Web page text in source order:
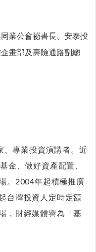
業公會祕書長、安泰投
畫部及壽險通路副總
、專業投資演講者。近
金、做好資產配置、
。2004年起積極推廣
台灣投資人定時定額
，財經媒體譽為「基